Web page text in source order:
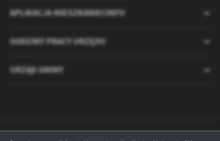
APLIKACJA MIESZKANIECINFO
GODZINY PRACY URZĘDU
URZĄD GMINY